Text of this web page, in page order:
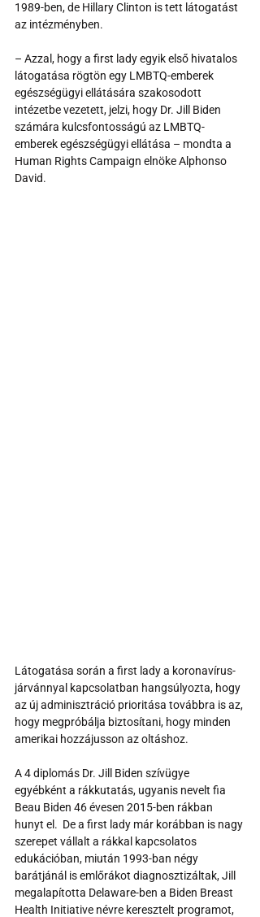
1989-ben, de Hillary Clinton is tett látogatást
az intézményben.
– Azzal, hogy a first lady egyik első hivatalos
látogatása rögtön egy LMBTQ-emberek
egészségügyi ellátására szakosodott
intézetbe vezetett, jelzi, hogy Dr. Jill Biden
számára kulcsfontosságú az LMBTQ-
emberek egészségügyi ellátása – mondta a
Human Rights Campaign elnöke Alphonso
David.
Látogatása során a first lady a koronavírus-
járvánnyal kapcsolatban hangsúlyozta, hogy
az új adminisztráció prioritása továbbra is az,
hogy megpróbálja biztosítani, hogy minden
amerikai hozzájusson az oltáshoz.
A 4 diplomás Dr. Jill Biden szívügye
egyébként a rákkutatás, ugyanis nevelt fia
Beau Biden 46 évesen 2015-ben rákban
hunyt el.  De a first lady már korábban is nagy
szerepet vállalt a rákkal kapcsolatos
edukációban, miután 1993-ban négy
barátjánál is emlőrákot diagnosztizáltak, Jill
megalapította Delaware-ben a Biden Breast
Health Initiative névre keresztelt programot,